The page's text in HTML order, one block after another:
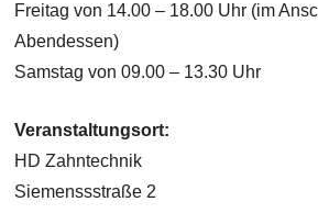
Freitag von 14.00 – 18.00 Uhr (im
Abendessen)
Samstag von 09.00 – 13.30 Uhr
Veranstaltungsort:
HD Zahntechnik
Siemenssstraße 2